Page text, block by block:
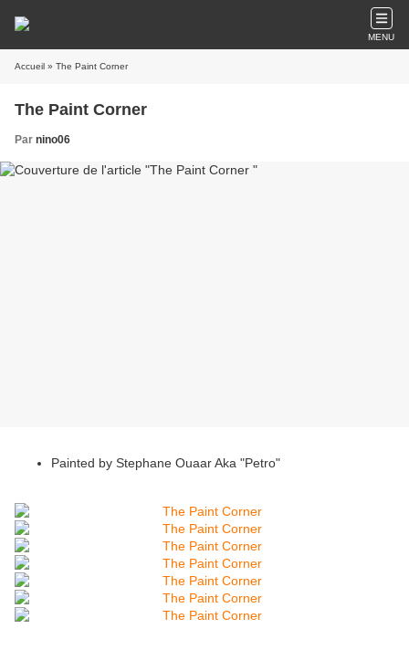
MENU
Accueil » The Paint Corner
The Paint Corner
Par nino06
Painted by Stephane Ouaar Aka "Petro"